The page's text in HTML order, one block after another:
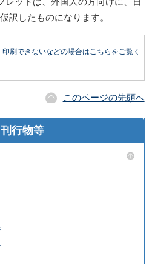
訳したものになります。
刷できないなどの場合はこちらをご覧く
このページの先頭へ
刊行物等